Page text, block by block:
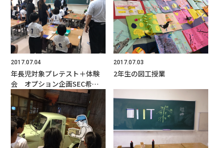
2017.07.04
年長児対象プレテスト＋体験
会 オプション企画SEC希望
者対象英語体験会 にご参加
いただきありがとうございま
した。
2017.07.03
2年生の図工授業